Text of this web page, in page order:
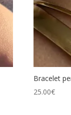
Bracelet
25.00€